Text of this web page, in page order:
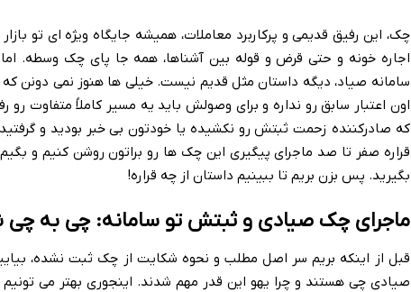
چک، این رفیق قدیمی و پرکاربرد معاملات، همیشه جایگاه ویژه ای تو
اجاره خونه و حتی قرض و قوله بین آشناها، همه جا پای چک وسطه.
سامانه صیاد، دیگه داستان مثل قدیم نیست. خیلی ها هنوز نمی دونن
اون اعتبار سابق رو نداره و برای وصولش باید یه مسیر کاملاً متفاوت
که صادرکننده زحمت ثبتش رو نکشیده یا خودتون بی خبر بودید و
قراره صفر تا صد ماجرای پیگیری این چک ها رو براتون روشن کنیم و
بگیرید. پس بزن بریم تا ببینیم داستان از چه قراره!
ماجرای چک صیادی و ثبتش تو سامانه: چی به
قبل از اینکه بریم سر اصل مطلب و نحوه شکایت از چک ثبت نشده،
صیادی چی هستند و چرا یهو این قدر مهم شدند. اینجوری بهتر می